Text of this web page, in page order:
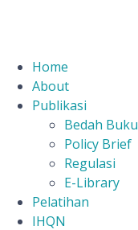
Home
About
Publikasi
Bedah Buku
Policy Brief
Regulasi
E-Library
Pelatihan
IHQN